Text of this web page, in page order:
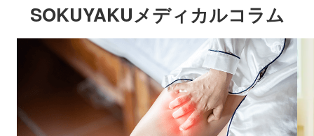
SOKUYAKUメディカルコラム